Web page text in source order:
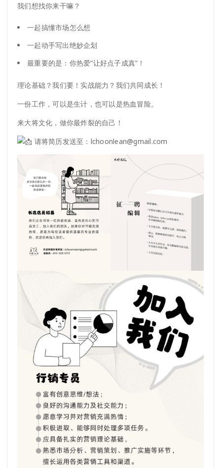
我们想找你来干嘛？
一起搞懂市场怎么想
一起动手写出绝妙企划
最重要的是：你热爱“让好点子成真”！
理论基础？我们要！实战能力？我们共同成长！
一份工作，可以是生计，也可以是热血冒险。
来大将文化，做你最炸裂的自己！
请将简历发送至： lchoonlean@gmail.com